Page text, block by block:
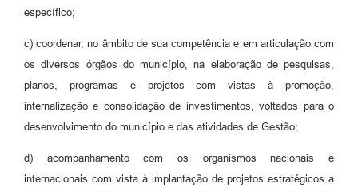
específico;
c) coordenar, no âmbito de sua competência e em articulação com
os diversos órgãos do município, na elaboração de pesquisas,
planos, programas e projetos com vistas à promoção,
internalização e consolidação de investimentos, voltados para o
desenvolvimento do município e das atividades de Gestão;
d) acompanhamento com os organismos nacionais e
internacionais com vista à implantação de projetos estratégicos a